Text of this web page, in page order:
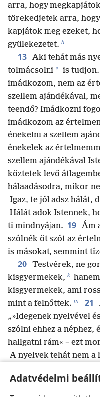
Adatvédelmi
arra, hogy
törekedjetek arra,
kapjátok meg ezeket,
gyülekezetet. h
13 Aki tehát más
tolmácsolni * is tudjon.
imádkozom, nem az
szellem ajándékával,
teendő? Imádkozni
imádkozom az
énekelni a szellem
énekelek az
szellem ajándékával
köztetek levő
hálaadásodra, mikor
Igaz, te jól adsz hálát,
Hálát adok Istennek,
ti mindnyájan. 19 Ám
szólnék öt szót az
is másokat, semmint
20 Testvérek, ne
kisgyermekek, k
kisgyermekek, ami
mint a felnőttek. m 21
„»Idegenek nyelvével
szólni ehhez a néphez,
hallgatni rám« – ezt
A nyelvek tehát nem a
hanem a hívők
gyülekezet